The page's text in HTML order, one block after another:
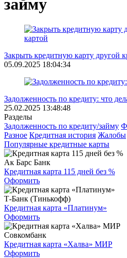
займу
Закрыть кредитную карту другой
05.09.2025 18:04:34
Задолженность по кредиту: что
25.02.2025 13:48:48
Разделы
Задолженность по кредиту/займу
Разное Кредитная история Жалобы
Популярные кредитные карты
Ак Барс Банк
Кредитная карта 115 дней без %
Оформить
Т-Банк (Тинькофф)
Кредитная карта «Платинум»
Оформить
Совкомбанк
Кредитная карта «Халва» МИР
Оформить